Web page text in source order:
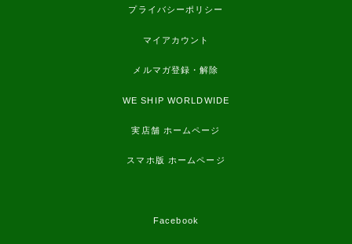
プライバシーポリシー
マイアカウント
メルマガ登録・解除
WE SHIP WORLDWIDE
実店舗 ホームページ
スマホ版 ホームページ
Facebook